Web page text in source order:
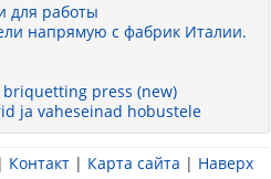
для работы
напрямую с фабрик Италии.
briquetting press (new)
ja vaheseinad hobustele
| Контакт | Карта сайта | Наверх